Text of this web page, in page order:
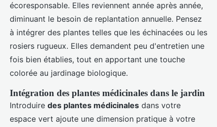
écoresponsable. Elles reviennent année après année,
diminuant le besoin de replantation annuelle. Pensez
à intégrer des plantes telles que les échinacées ou les
rosiers rugueux. Elles demandent peu d'entretien une
fois bien établies, tout en apportant une touche
colorée au jardinage biologique.
Intégration des plantes médicinales dans le jardin
Introduire des plantes médicinales dans votre
espace vert ajoute une dimension pratique à votre